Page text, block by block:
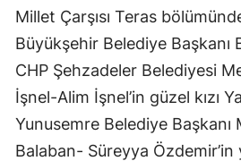
Millet Çarşısı Teras
Büyükşehir Belediye Başkanı
CHP Şehzadeler Belediyesi
İşnel-Alim İşnel’in güzel kızı
Yunusemre Belediye Başkanı
Balaban- Süreyya Özdemir’in